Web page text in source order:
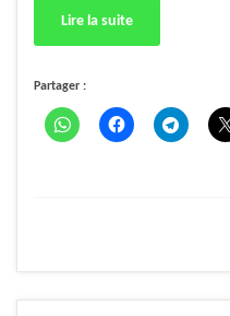
Lire la suite
Partager :